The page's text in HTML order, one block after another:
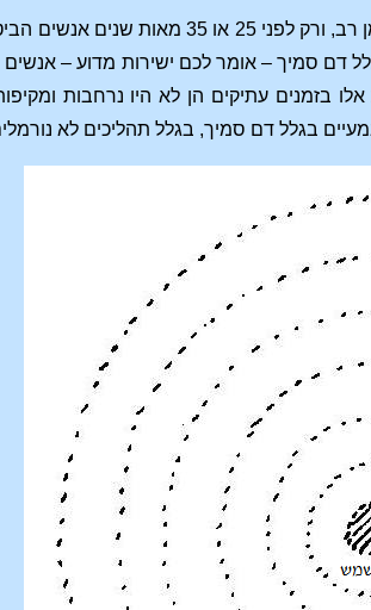
אתם רואים, באבולוציה של המערכת היקומית כולה, כמה אלפי
סמיך – אומר לכם ישירות מדוע – אנשים
בזמנים עתיקים הן לא היו נרחבות
בגלל דם סמיך, בגלל תהליכים לא